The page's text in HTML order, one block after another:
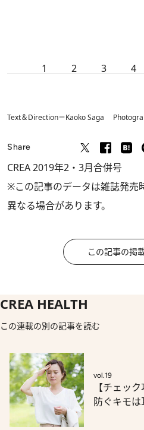
1 2 3 4
Text＆Direction＝Kaoko Saga
Share
CREA 2019年2・3月合併号
※この記事のデータは雑誌発売
異なる場合があります。
この記事の掲
CREA HEALTH
この連載の別の記事を読む
vol.19
【チェッ
防ぐキモ